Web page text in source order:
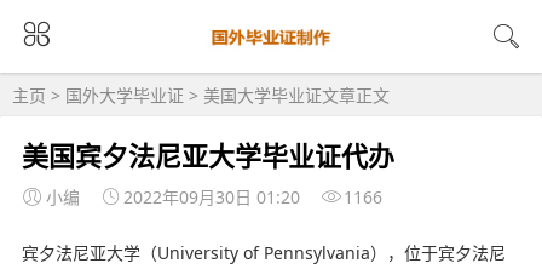
主页 > 国外大学毕业证 > 美国大学毕业证文章正文
美国宾夕法尼亚大学毕业证代办
小编 2022年09月30日 01:20 1166
宾夕法尼亚大学（University of Pennsylvania），位于宾夕法尼